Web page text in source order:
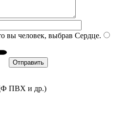
вы человек, выбрав Сердце.
ПВХ и др.)